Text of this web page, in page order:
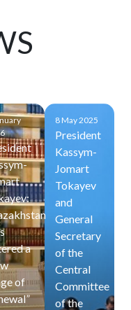
a
of
8 May 2025
President
Kassym-
Jomart
Tokayev
and
General
Secretary
of the
Central
Committee
of the